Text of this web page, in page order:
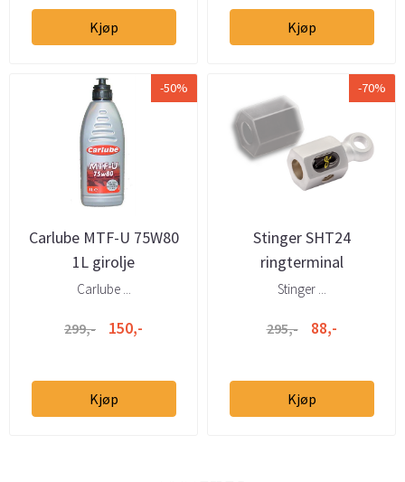
Kjøp Kjøp
-50%
Carlube MTF-U 75W80
1L girolje
Carlube ...
299,- 150,-
Kjøp
-70%
Stinger SHT24
ringterminal
m/settskrue 4 gauge
Stinger ...
295,- 88,-
Kjøp